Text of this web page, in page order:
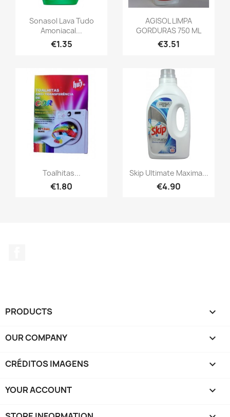
Sonasol Lava Tudo
Amoniacal...
€1.35
AGISOL LIMPA
GORDURAS 750 ML
€3.51
Toalhitas...
€1.80
Skip Ultimate Maxima...
€4.90
PRODUCTS 
OUR COMPANY 
CRÉDITOS IMAGENS 
YOUR ACCOUNT 